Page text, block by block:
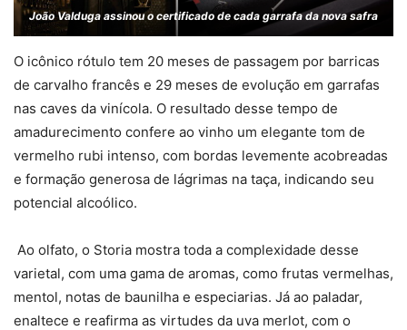
João Valduga assinou o certificado de cada garrafa da nova safra
O icônico rótulo tem 20 meses de passagem por barricas
de carvalho francês e 29 meses de evolução em garrafas
nas caves da vinícola. O resultado desse tempo de
amadurecimento confere ao vinho um elegante tom de
vermelho rubi intenso, com bordas levemente acobreadas
e formação generosa de lágrimas na taça, indicando seu
potencial alcoólico.
Ao olfato, o Storia mostra toda a complexidade desse
varietal, com uma gama de aromas, como frutas vermelhas,
mentol, notas de baunilha e especiarias. Já ao paladar,
enaltece e reafirma as virtudes da uva merlot, com o